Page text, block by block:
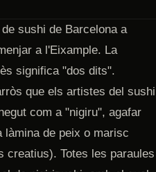
sushi de Barcelona a
a l'Eixample. La
significa "dos dits".
que els artistes del sushi
com a "nigiru", agafar
làmina de peix o marisc
creatius). Totes les paraules